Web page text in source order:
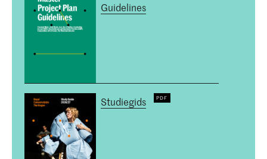
Guidelines
Studiegids